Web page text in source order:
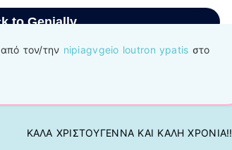
από τον/την nipiagvgeio loutron ypatis στο
ΚΑΛΑ ΧΡΙΣΤΟΥΓΕΝΝΑ ΚΑΙ ΚΑΛΗ